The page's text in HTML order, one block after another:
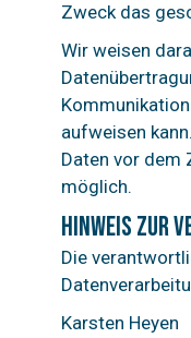
Zweck das
Wir weisen
aufweisen
Daten vor
möglich.
Hinweis zur
Die
Karsten Heyen